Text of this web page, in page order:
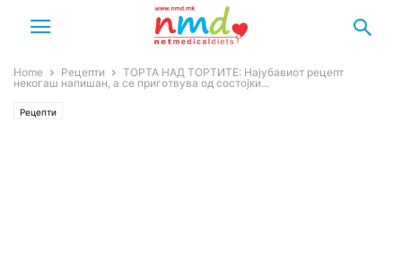
Home Рецепти
ТОРТА НАД ТОРТИТЕ: Најубавиот рецепт
некогаш напишан, а се приготвува од состојки...
Рецепти